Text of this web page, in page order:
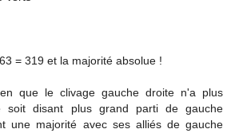
= 319 et la majorité absolue !
que le clivage gauche droite n'a plus
soit disant plus grand parti de gauche
une majorité avec ses alliés de gauche